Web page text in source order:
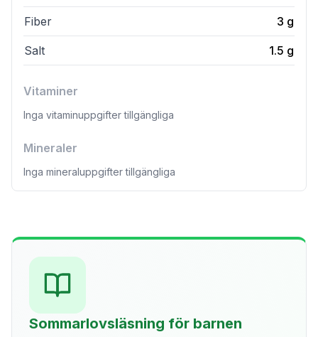
Fiber 3 g
Salt 1.5 g
Vitaminer
Inga vitaminuppgifter tillgängliga
Mineraler
Inga mineraluppgifter tillgängliga
Sommarlovsläsning för barnen